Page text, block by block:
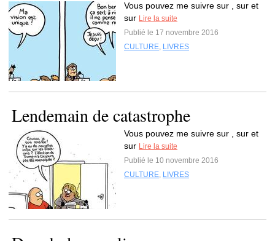
Vous pouvez me suivre sur , sur et
sur Lire la suite
Publié le 17 novembre 2016
CULTURE, LIVRES
Lendemain de catastrophe
Vous pouvez me suivre sur , sur et
sur Lire la suite
Publié le 10 novembre 2016
CULTURE, LIVRES